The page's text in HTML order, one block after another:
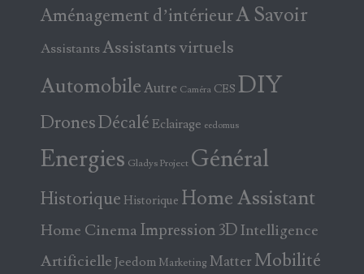
Aménagement d’intérieurA Savoir
AssistantsAssistants virtuels
AutomobileAutre Caméra CES DIY
DronesDécalé Eclairage eedomus
Energies Gladys Project Général
Historique Historique Home Assistant
Home Cinema Impression 3DIntelligence
Artificielle Jeedom Marketing Matter Mobilité